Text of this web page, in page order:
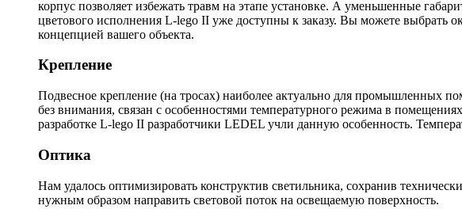
корпус позволяет избежать травм на этапе установке. А уменьшенные
цветового исполнения L-lego II уже доступны к заказу. Вы можете выбрать
концепцией вашего объекта.
Крепление
Подвесное крепление (на тросах) наиболее актуально для промышленных
без внимания, связан с особенностями температурного режима в
разработке L-lego II разработчики LEDEL учли данную особенность.
Оптика
Нам удалось оптимизировать конструктив светильника, сохранив
нужным образом направить световой поток на освещаемую поверхность.